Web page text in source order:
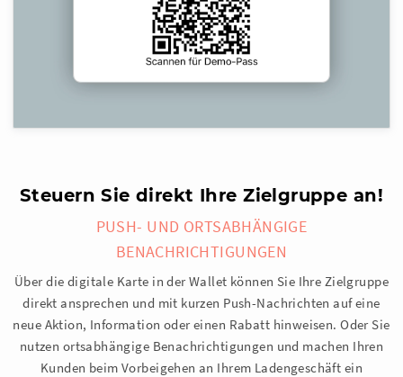
Steuern Sie direkt Ihre Zielgruppe an!
PUSH- UND ORTSABHÄNGIGE
BENACHRICHTIGUNGEN
Über die digitale Karte in der Wallet können Sie Ihre Zielgruppe
direkt ansprechen und mit kurzen Push-Nachrichten auf eine
neue Aktion, Information oder einen Rabatt hinweisen. Oder Sie
nutzen ortsabhängige Benachrichtigungen und machen Ihren
Kunden beim Vorbeigehen an Ihrem Ladengeschäft ein